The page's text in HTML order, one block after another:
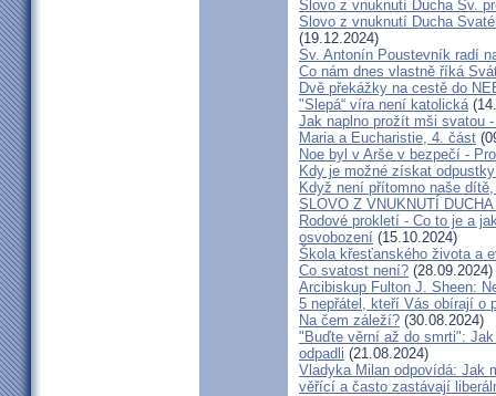
Slovo z vnuknutí Ducha Sv.
Slovo z vnuknutí Ducha
(19.12.2024)
Sv. Antonín Poustevník radí
Co nám dnes vlastně říká
Dvě překážky na cestě do
"Slepá“ víra není katolická
Jak naplno prožít mši svatou
Maria a Eucharistie, 4. část
Noe byl v Arše v bezpečí -
Kdy je možné získat
Když není přítomno naše
SLOVO Z VNUKNUTÍ
Rodové prokletí - Co to je a
osvobození (15.10.2024)
Škola křesťanského života a
Co svatost není? (28.09.2024)
Arcibiskup Fulton J. Sheen:
5 nepřátel, kteří Vás obírají o
Na čem záleží? (30.08.2024)
"Buďte věrní až do smrti":
odpadli (21.08.2024)
Vladyka Milan odpovídá: Jak
věřící a často zastávají